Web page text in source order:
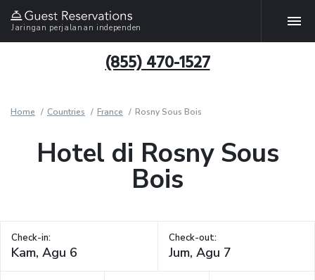
Jaringan perjalanan independen
(855) 470-1527
Home Countries France Rosny Sous Bois
Hotel di Rosny Sous
Bois
Check-in: Check-out: